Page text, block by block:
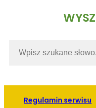
Regulamin serwisu